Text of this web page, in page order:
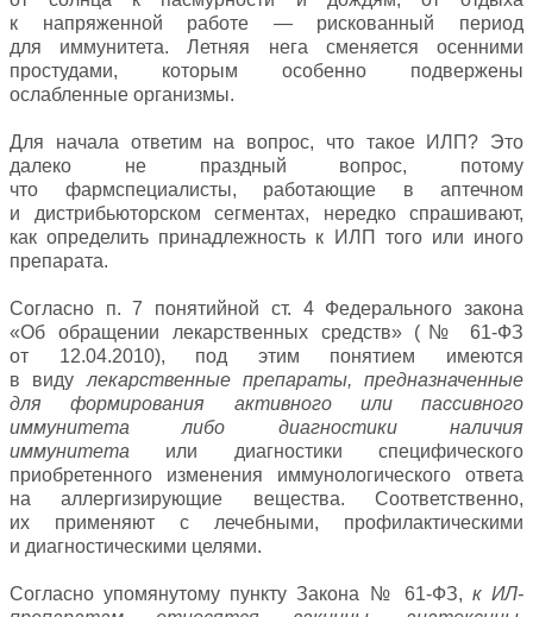
к напряженной работе — рискованный период
для иммунитета. Летняя нега сменяется осенними
простудами, которым особенно подвержены
ослабленные организмы.
Для начала ответим на вопрос, что такое ИЛП? Это
далеко не праздный вопрос, потому
что фармспециалисты, работающие в аптечном
и дистрибьюторском сегментах, нередко спрашивают,
как определить принадлежность к ИЛП того или иного
препарата.
Согласно п. 7 понятийной ст. 4 Федерального закона
«Об обращении лекарственных средств» (№ 61‑ФЗ
от 12.04.2010), под этим понятием имеются
в виду лекарственные препараты, предназначенные
для формирования активного или пассивного
иммунитета либо диагностики наличия
иммунитета или диагностики специфического
приобретенного изменения иммунологического ответа
на аллергизирующие вещества. Соответственно,
их применяют с лечебными, профилактическими
и диагностическими целями.
Согласно упомянутому пункту Закона № 61‑ФЗ, к ИЛ-